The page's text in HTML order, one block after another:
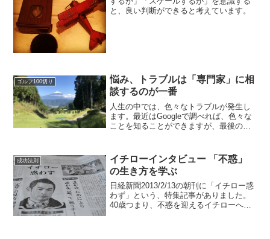
と、良い判断ができると考えています。
ゴルフ100切り
悩み、トラブルは「専門家」に相
談するのが一番
人生の中では、色々なトラブルが発生し
ます。最近はGoogleで調べれば、色々な
ことを知ることができますが、最後の最
っておいて、いざという時に相談できる
ようにしておくと、...
成功法則
イチローインタビュー 「不惑」
の生き方を学ぶ
日経新聞2013/2/13の朝刊に「イチロー惑
わず」という、特集記事がありました。
40歳つまり、不惑を迎えるイチローへの